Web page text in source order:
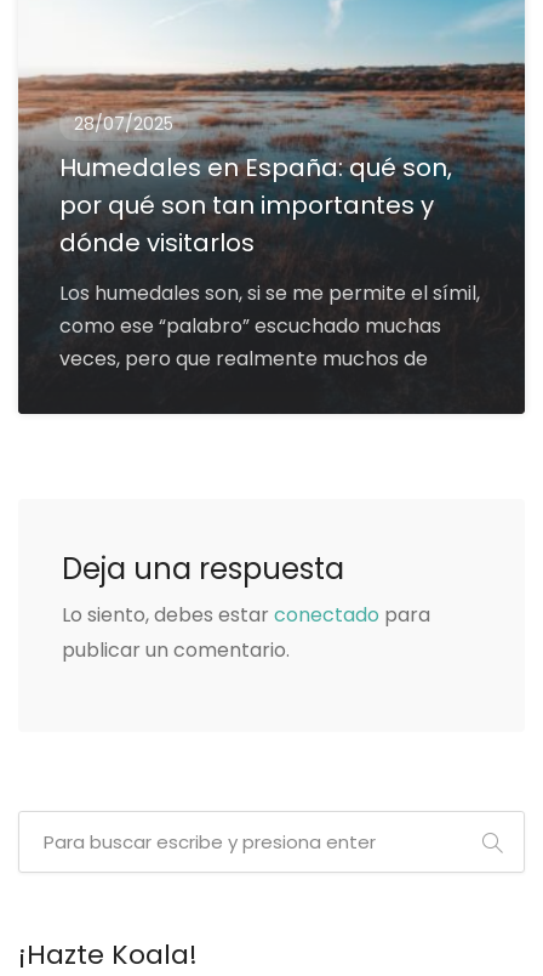
28/07/2025
Humedales en España: qué son,
por qué son tan importantes y
dónde visitarlos
Los humedales son, si se me permite el símil,
como ese “palabro” escuchado muchas
veces, pero que realmente muchos de
Deja una respuesta
Lo siento, debes estar conectado para
publicar un comentario.
¡Hazte Koala!